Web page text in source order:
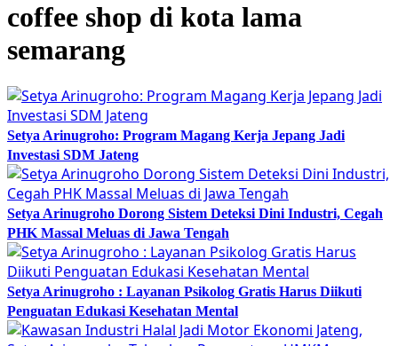
coffee shop di kota lama
semarang
Setya Arinugroho: Program Magang Kerja Jepang Jadi
Investasi SDM Jateng
Setya Arinugroho Dorong Sistem Deteksi Dini Industri, Cegah
PHK Massal Meluas di Jawa Tengah
Setya Arinugroho : Layanan Psikolog Gratis Harus Diikuti
Penguatan Edukasi Kesehatan Mental